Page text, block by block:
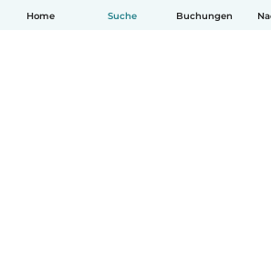
Home Suche Buchungen